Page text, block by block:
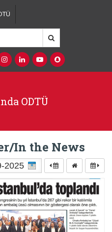
ODTÜ
In the News